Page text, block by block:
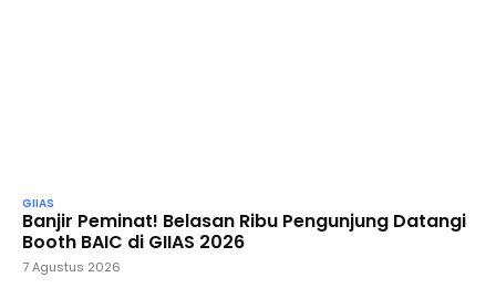
GIIAS
Banjir Peminat! Belasan Ribu Pengunjung Datangi
Booth BAIC di GIIAS 2026
7 Agustus 2026